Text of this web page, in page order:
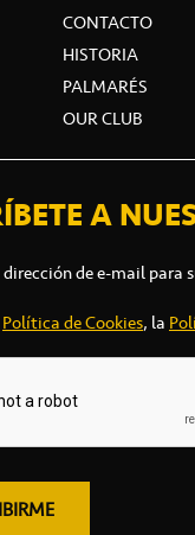
CONTACTO
HISTORIA
PALMARÉS
OUR CLUB
A
de e-mail para
Política de Cookies, la